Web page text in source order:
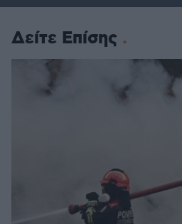
Δείτε Επίσης